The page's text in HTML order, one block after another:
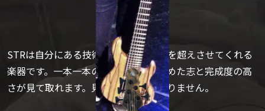
STRは自分にある技術性と創造性の壁を超えさせてくれる
楽器です。一本一本の楽器に職人の込めた志と完成度の高
さが見て取れます。見事と言うほかありません。